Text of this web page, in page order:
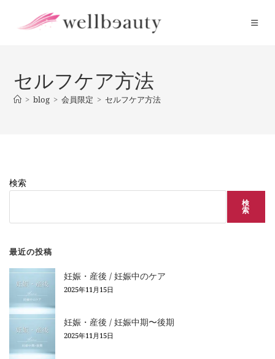
セルフケア方法
> blog > 会員限定 > セルフケア方法
検索
検
索
最近の投稿
妊娠・産後 / 妊娠中のケア
2025年11月15日
妊娠・産後 / 妊娠中期〜後期
2025年11月15日